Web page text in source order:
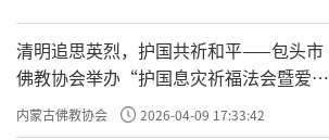
清明追思英烈，护国共祈和平——包头市
佛教协会举办“护国息灾祈福法会暨爱国
主义电影观影活动”
内蒙古佛教协会 2026-04-09 17:33:42